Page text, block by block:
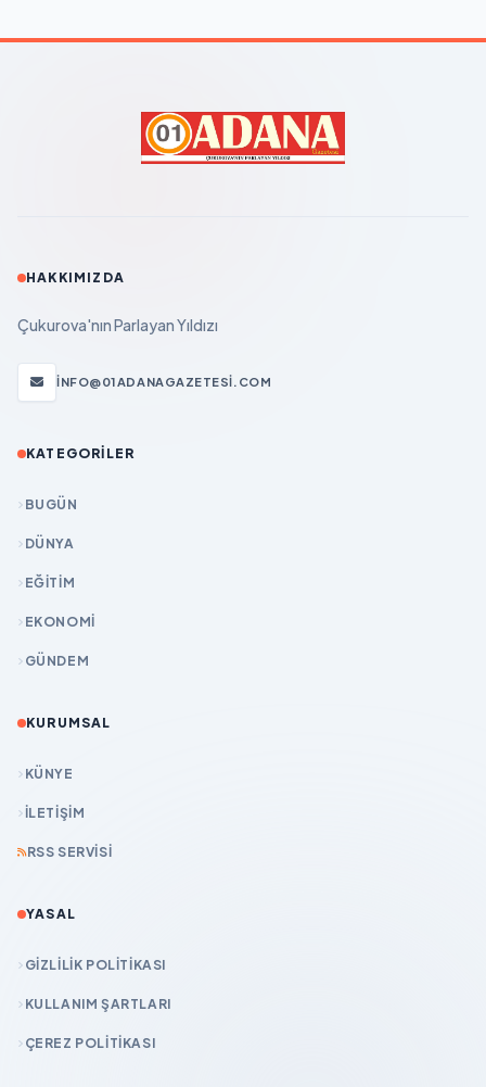
HAKKIMIZDA
Çukurova'nın Parlayan Yıldızı
INFO@01ADANAGAZETESI.COM
KATEGORILER
BUGÜN
DÜNYA
EĞİTİM
EKONOMİ
GÜNDEM
KURUMSAL
KÜNYE
İLETIŞIM
RSS SERVISI
YASAL
GIZLILIK POLITIKASI
KULLANIM ŞARTLARI
ÇEREZ POLITIKASI